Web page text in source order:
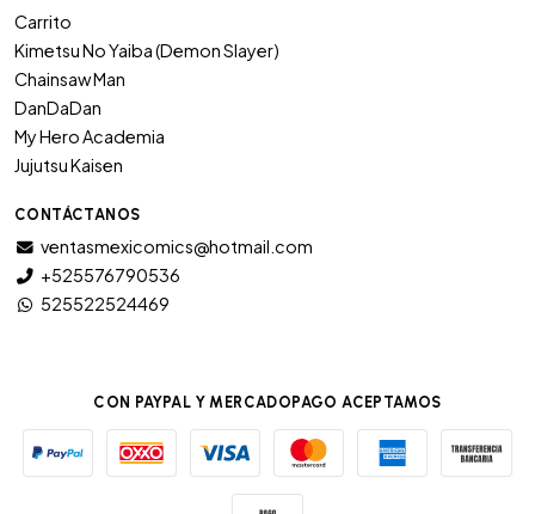
Carrito
Kimetsu No Yaiba (Demon Slayer)
Chainsaw Man
DanDaDan
My Hero Academia
Jujutsu Kaisen
CONTÁCTANOS
ventasmexicomics@hotmail.com
+525576790536
525522524469
CON PAYPAL Y MERCADOPAGO ACEPTAMOS